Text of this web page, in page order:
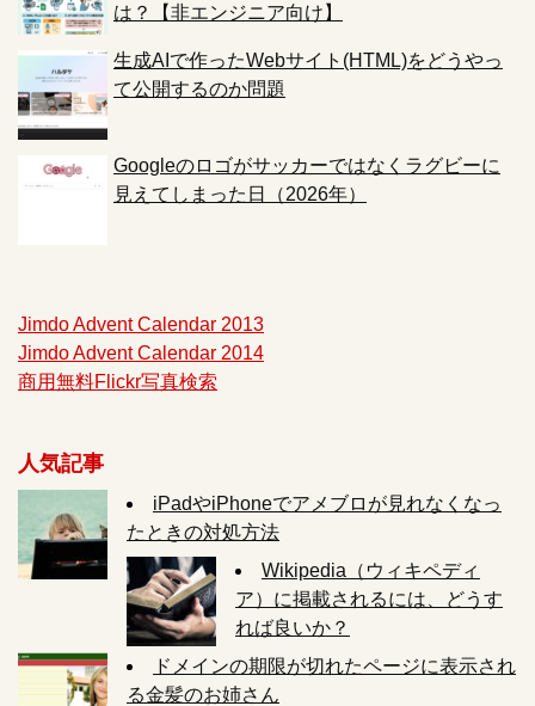
は？【非エンジニア向け】
生成AIで作ったWebサイト(HTML)をどうやっ
て公開するのか問題
Googleのロゴがサッカーではなくラグビーに
見えてしまった日（2026年）
Jimdo Advent Calendar 2013
Jimdo Advent Calendar 2014
商用無料Flickr写真検索
人気記事
iPadやiPhoneでアメブロが見れなくなっ
たときの対処方法
Wikipedia（ウィキペディ
ア）に掲載されるには、どうす
れば良いか？
ドメインの期限が切れたページに表示され
る金髪のお姉さん